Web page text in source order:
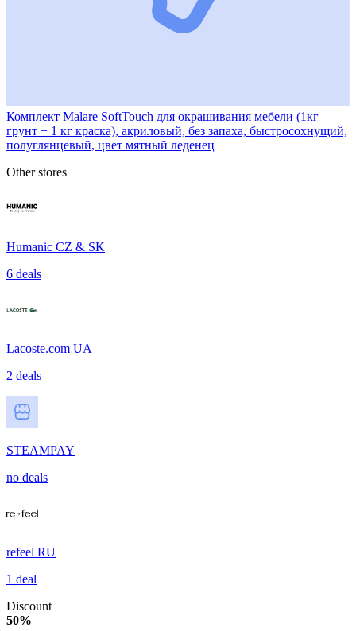
Комплект Malare SoftTouch для окрашивания мебели (1кг
грунт + 1 кг краска), акриловый, без запаха, быстросохнущий,
полуглянцевый, цвет мятный леденец
Other stores
Humanic CZ & SK
6 deals
Lacoste.com UA
2 deals
STEAMPAY
no deals
refeel RU
1 deal
Discount
50%